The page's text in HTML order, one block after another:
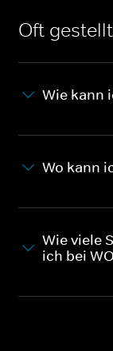
Oft
Wie kann
Wo kann
Wie viele
ich bei